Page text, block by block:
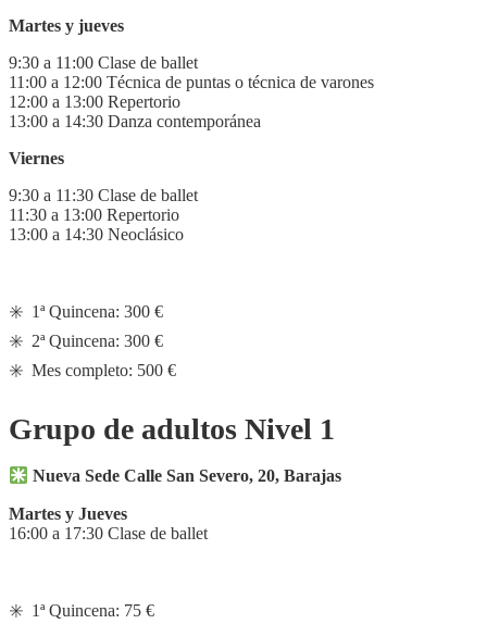
Martes y jueves
9:30 a 11:00 Clase de ballet
11:00 a 12:00 Técnica de puntas o técnica de varones
12:00 a 13:00 Repertorio
13:00 a 14:30 Danza contemporánea
Viernes
9:30 a 11:30 Clase de ballet
11:30 a 13:00 Repertorio
13:00 a 14:30 Neoclásico
✳️ 1ª Quincena: 300 €
✳️ 2ª Quincena: 300 €
✳️ Mes completo: 500 €
Grupo de adultos Nivel 1
Nueva Sede Calle San Severo, 20, Barajas
Martes y Jueves
16:00 a 17:30 Clase de ballet
✳️ 1ª Quincena: 75 €